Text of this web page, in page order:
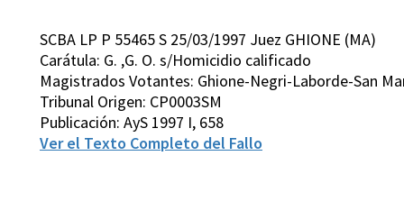
SCBA LP P 55465 S 25/03/1997 Juez GHIONE (MA)
Carátula: G. ,G. O. s/Homicidio calificado
Magistrados Votantes: Ghione-Negri-Laborde-San
Tribunal Origen: CP0003SM
Publicación: AyS 1997 I, 658
Ver el Texto Completo del Fallo